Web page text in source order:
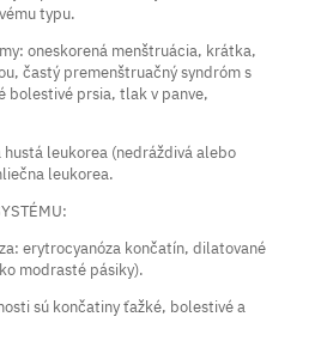
typu.
oneskorená menštruácia, krátka,
častý premenštruačný syndróm s
bolestivé prsia, tlak v panve,
hustá leukorea (nedráždivá alebo
leukorea.
erytrocyanóza končatín, dilatované
modrasté pásiky).
sú končatiny ťažké, bolestivé a